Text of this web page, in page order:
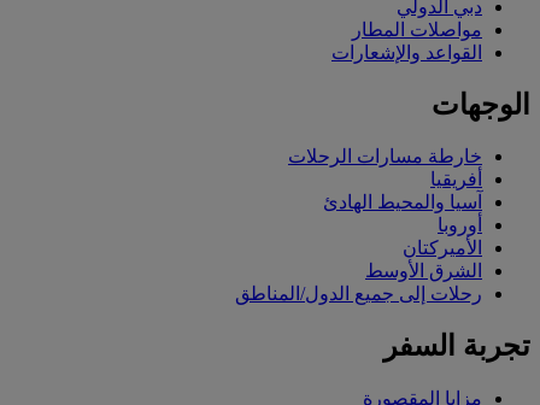
دبي الدولي
مواصلات المطار
القواعد والإشعارات
الوجهات
خارطة مسارات الرحلات
أفريقيا
آسيا والمحيط الهادئ
أوروبا
الأميركتان
الشرق الأوسط
رحلات إلى جميع الدول/المناطق
تجربة السفر
مزايا المقصورة